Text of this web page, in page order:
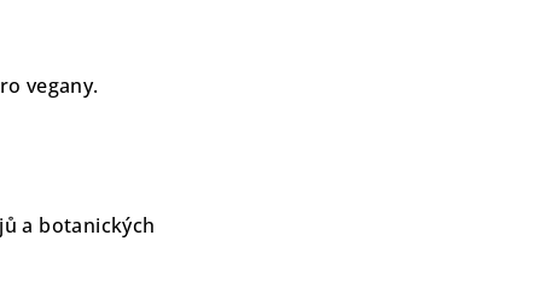
vegany.
a botanických